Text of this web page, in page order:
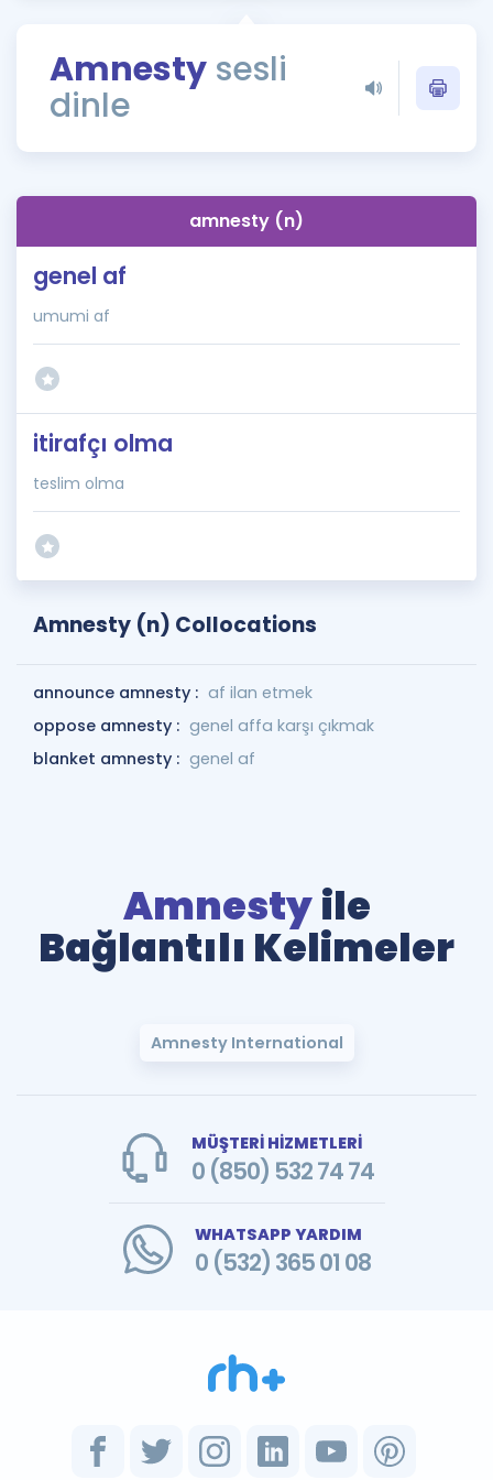
Rehberlik Aracı
ÖSYM Sınav Takvimi
İngilizce Gramer
Amnesty sesli
dinle
amnesty (n)
genel af
umumi af
itirafçı olma
teslim olma
Amnesty (n) Collocations
announce amnesty : af ilan etmek
oppose amnesty : genel affa karşı çıkmak
blanket amnesty : genel af
Amnestyile
Bağlantılı Kelimeler
Amnesty International
MÜŞTERİ HİZMETLERİ
0 (850) 532 74 74
WHATSAPP YARDIM
0 (532) 365 01 08